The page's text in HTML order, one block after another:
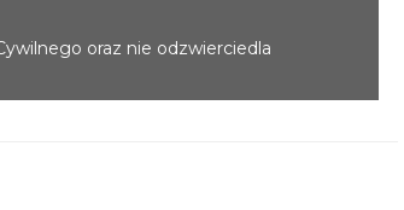
oraz nie odzwierciedla